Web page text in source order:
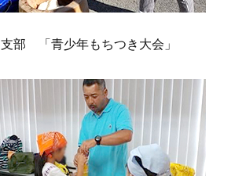
部 「青少年もちつき大会」